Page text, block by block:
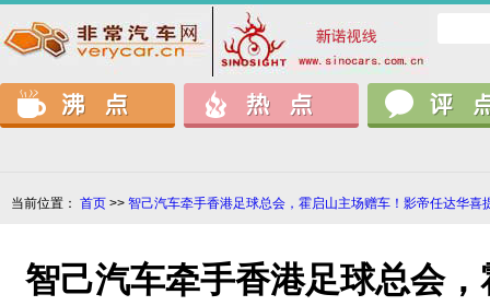
当前位置： 首页 >> 智己汽车牵手香港足球总会，霍启山主场赠车！影帝任达华喜
智己汽车牵手香港足球总会